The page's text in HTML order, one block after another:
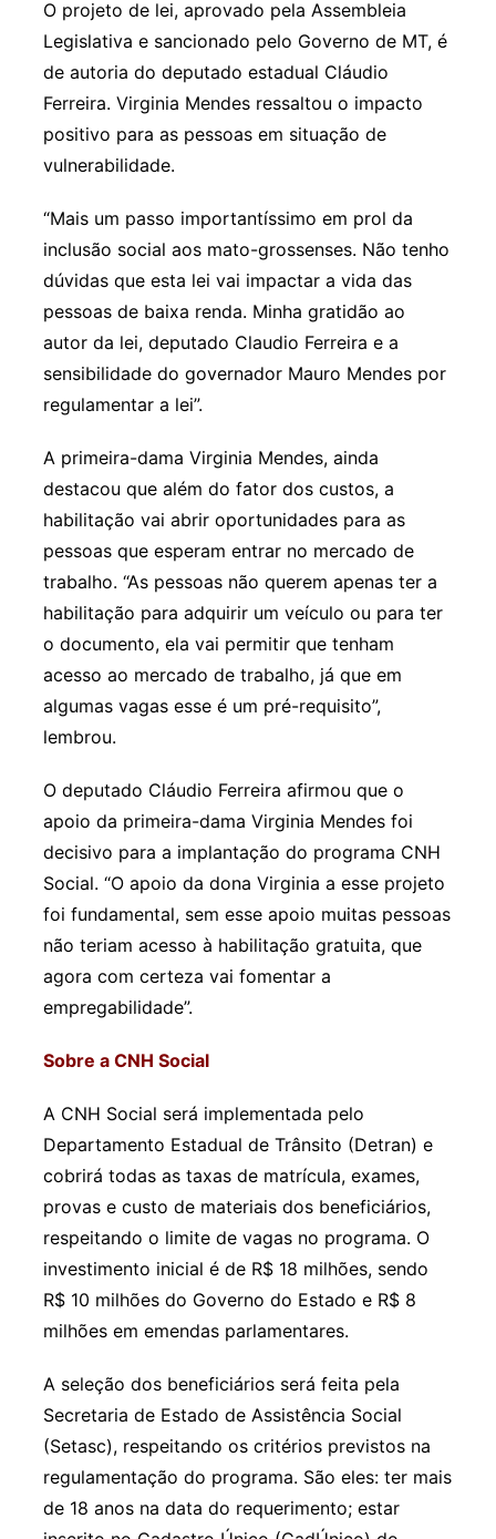
O projeto de lei, aprovado pela Assembleia
Legislativa e sancionado pelo Governo de MT, é
de autoria do deputado estadual Cláudio
Ferreira. Virginia Mendes ressaltou o impacto
positivo para as pessoas em situação de
vulnerabilidade.
“Mais um passo importantíssimo em prol da
inclusão social aos mato-grossenses. Não tenho
dúvidas que esta lei vai impactar a vida das
pessoas de baixa renda. Minha gratidão ao
autor da lei, deputado Claudio Ferreira e a
sensibilidade do governador Mauro Mendes por
regulamentar a lei”.
A primeira-dama Virginia Mendes, ainda
destacou que além do fator dos custos, a
habilitação vai abrir oportunidades para as
pessoas que esperam entrar no mercado de
trabalho. “As pessoas não querem apenas ter a
habilitação para adquirir um veículo ou para ter
o documento, ela vai permitir que tenham
acesso ao mercado de trabalho, já que em
algumas vagas esse é um pré-requisito”,
lembrou.
O deputado Cláudio Ferreira afirmou que o
apoio da primeira-dama Virginia Mendes foi
decisivo para a implantação do programa CNH
Social. “O apoio da dona Virginia a esse projeto
foi fundamental, sem esse apoio muitas pessoas
não teriam acesso à habilitação gratuita, que
agora com certeza vai fomentar a
empregabilidade”.
Sobre a CNH Social
A CNH Social será implementada pelo
Departamento Estadual de Trânsito (Detran) e
cobrirá todas as taxas de matrícula, exames,
provas e custo de materiais dos beneficiários,
respeitando o limite de vagas no programa. O
investimento inicial é de R$ 18 milhões, sendo
R$ 10 milhões do Governo do Estado e R$ 8
milhões em emendas parlamentares.
A seleção dos beneficiários será feita pela
Secretaria de Estado de Assistência Social
(Setasc), respeitando os critérios previstos na
regulamentação do programa. São eles: ter mais
de 18 anos na data do requerimento; estar